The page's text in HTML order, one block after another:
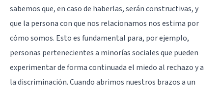
sabemos que, en caso de haberlas, serán constructivas, y
que la persona con que nos relacionamos nos estima por
cómo somos. Esto es fundamental para, por ejemplo,
personas pertenecientes a minorías sociales que pueden
experimentar de forma continuada el miedo al rechazo y a
la discriminación. Cuando abrimos nuestros brazos a un